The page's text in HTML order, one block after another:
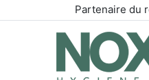
Partenaire du